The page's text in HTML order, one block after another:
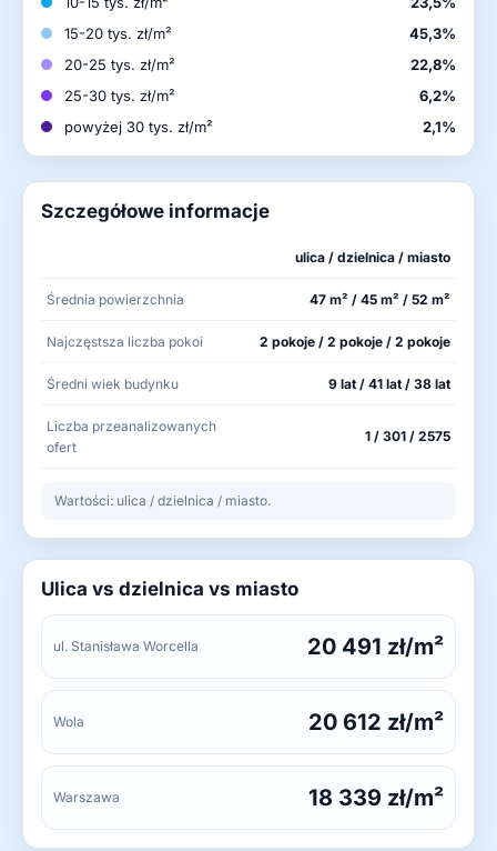
15-20 tys. zł/m²
45,3%
20-25 tys. zł/m²
22,8%
25-30 tys. zł/m²
6,2%
powyżej 30 tys. zł/m²
2,1%
Szczegółowe informacje
ulica / dzielnica / miasto
Średnia powierzchnia 47 m² / 45 m² / 52 m²
Najczęstsza liczba pokoi 2 pokoje / 2 pokoje / 2 pokoje
Średni wiek budynku 9 lat / 41 lat / 38 lat
Liczba przeanalizowanych
ofert
1 / 301 / 2575
Wartości: ulica / dzielnica / miasto.
Ulica vs dzielnica vs miasto
ul. Stanisława Worcella 20 491 zł/m²
Wola 20 612 zł/m²
Warszawa 18 339 zł/m²